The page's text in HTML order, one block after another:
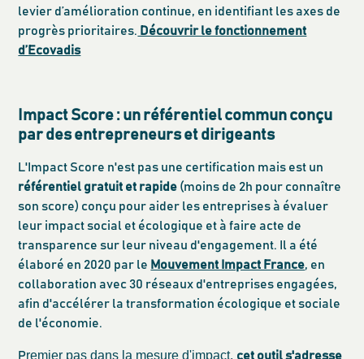
levier d’amélioration continue, en identifiant les axes de
progrès prioritaires. Découvrir le fonctionnement
d’Ecovadis
Impact Score : un référentiel commun conçu
par des entrepreneurs et dirigeants
L'Impact Score n'est pas une certification mais est un
référentiel gratuit et rapide (moins de 2h pour connaître
son score) conçu pour aider les entreprises à évaluer
leur impact social et écologique et à faire acte de
transparence sur leur niveau d'engagement. Il a été
élaboré en 2020 par le Mouvement Impact France, en
collaboration avec 30 réseaux d'entreprises engagées,
afin d'accélérer la transformation écologique et sociale
de l'économie.
Premier pas dans la mesure d'impact, cet outil s'adresse